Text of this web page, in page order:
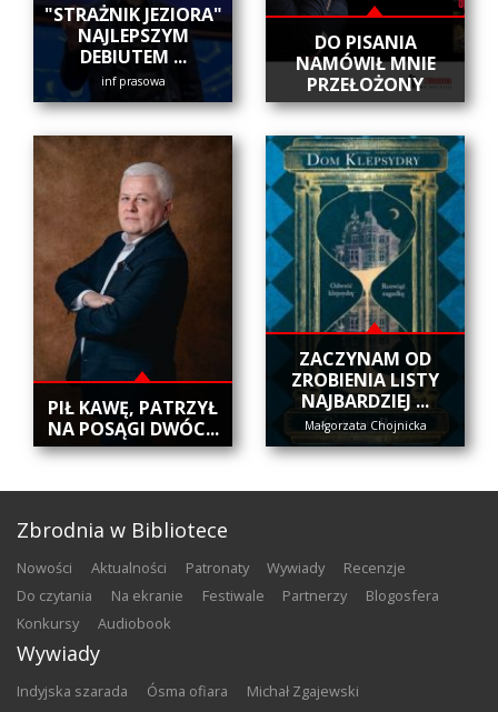
"STRAŻNIK JEZIORA"
NAJLEPSZYM
DEBIUTEM ...
inf prasowa
DO PISANIA
NAMÓWIŁ MNIE
PRZEŁOŻONY
​PIŁ KAWĘ, PATRZYŁ
NA POSĄGI DWÓC...
ZACZYNAM OD
ZROBIENIA LISTY
NAJBARDZIEJ ...
Małgorzata Chojnicka
Zbrodnia w Bibliotece
nowości aktualności patronaty wywiady
recenzje
do czytania
na ekranie festiwale partnerzy
blogosfera
konkursy
audiobook
Wywiady
Indyjska szarada Ósma ofiara
Michał Zgajewski